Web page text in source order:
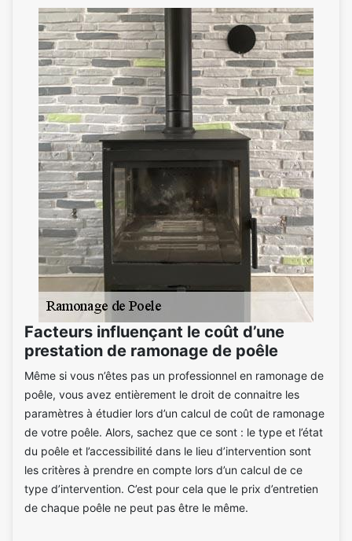
Facteurs influençant le coût d’une
prestation de ramonage de poêle
Même si vous n’êtes pas un professionnel en ramonage de
poêle, vous avez entièrement le droit de connaitre les
paramètres à étudier lors d’un calcul de coût de ramonage
de votre poêle. Alors, sachez que ce sont : le type et l’état
du poêle et l’accessibilité dans le lieu d’intervention sont
les critères à prendre en compte lors d’un calcul de ce
type d’intervention. C’est pour cela que le prix d’entretien
de chaque poêle ne peut pas être le même.